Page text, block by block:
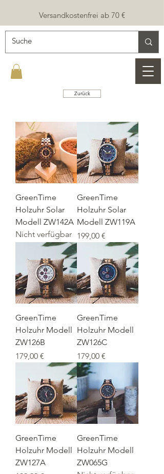
Versandkostenfrei ab 70 €
Zurück
GreenTime
Holzuhr Solar
Modell ZW142A
Nicht verfügbar
GreenTime
Holzuhr Solar
Modell ZW119A
Preis
199,00 €
GreenTime
Holzuhr Modell
ZW126B
Preis
179,00 €
GreenTime
Holzuhr Modell
ZW126C
Preis
179,00 €
GreenTime
Holzuhr Modell
ZW127A
GreenTime
Holzuhr Modell
ZW065G